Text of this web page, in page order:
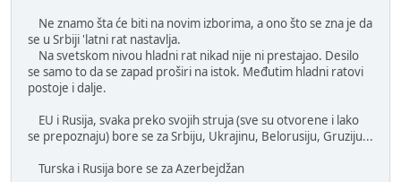
Ne znamo šta će biti na novim izborima, a ono što se zna je da
se u Srbiji 'latni rat nastavlja.
Na svetskom nivou hladni rat nikad nije ni prestajao. Desilo
se samo to da se zapad proširi na istok. Međutim hladni ratovi
postoje i dalje.
EU i Rusija, svaka preko svojih struja (sve su otvorene i lako
se prepoznaju) bore se za Srbiju, Ukrajinu, Belorusiju, Gruziju...
Turska i Rusija bore se za Azerbejdžan